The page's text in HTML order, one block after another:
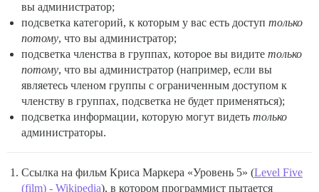
вы администратор;
подсветка категорий, к которым у вас есть доступ только
потому, что вы администратор;
подсветка членства в группах, которое вы видите только
потому, что вы администратор (например, если вы
являетесь членом группы с ограниченным доступом к
членству в группах, подсветка не будет применяться);
подсветка информации, которую могут видеть только
администраторы.
Ссылка на фильм Криса Маркера «Уровень 5» (Level Five
(film) - Wikipedia), в котором программист пытается